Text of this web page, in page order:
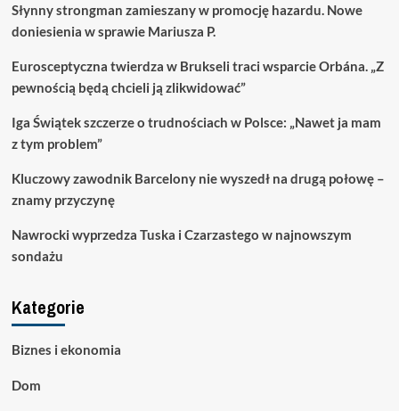
Słynny strongman zamieszany w promocję hazardu. Nowe
doniesienia w sprawie Mariusza P.
Eurosceptyczna twierdza w Brukseli traci wsparcie Orbána. „Z
pewnością będą chcieli ją zlikwidować”
Iga Świątek szczerze o trudnościach w Polsce: „Nawet ja mam
z tym problem”
Kluczowy zawodnik Barcelony nie wyszedł na drugą połowę –
znamy przyczynę
Nawrocki wyprzedza Tuska i Czarzastego w najnowszym
sondażu
Kategorie
Biznes i ekonomia
Dom